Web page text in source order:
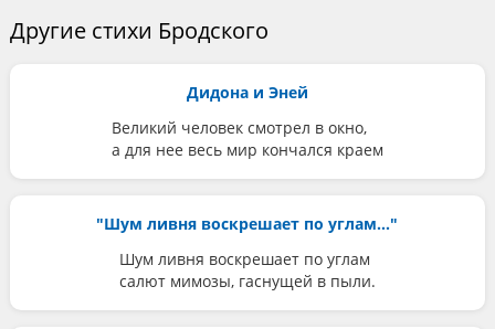
Другие стихи Бродского
Дидона и Эней
Великий человек смотрел в окно,
а для нее весь мир кончался краем
"Шум ливня воскрешает по углам..."
Шум ливня воскрешает по углам
салют мимозы, гаснущей в пыли.